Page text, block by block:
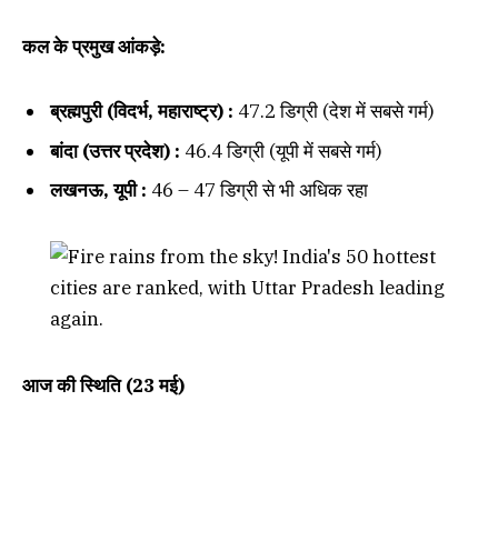
कल के प्रमुख आंकड़े:
ब्रह्मपुरी (विदर्भ, महाराष्ट्र) : 47.2 डिग्री (देश में सबसे गर्म)
बांदा (उत्तर प्रदेश) : 46.4 डिग्री (यूपी में सबसे गर्म)
लखनऊ, यूपी : 46 – 47 डिग्री से भी अधिक रहा
आज की स्थिति (23 मई)